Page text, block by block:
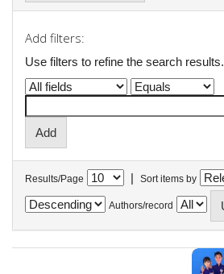
Add filters:
Use filters to refine the search results.
Results/Page | Sort items by
Authors/record